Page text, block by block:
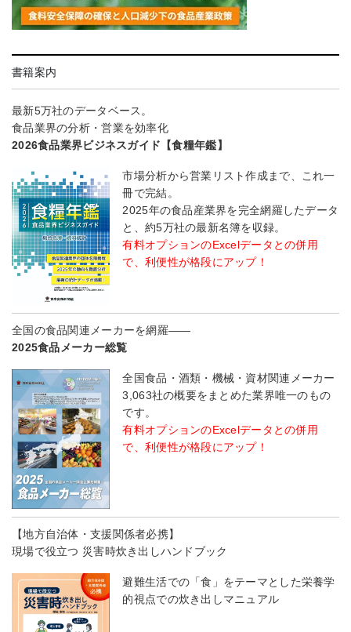
書籍案内
最新5万社のデータベース。
食品業界の分析・営業を効率化
2026食品業界ビジネスガイド【食糧年鑑】
市場分析から営業リスト作成まで、これ一
冊で完結。
2025年の食品産業界を完全網羅したデータ
と、約5万社の最新名簿を収録。
有料オプションのExcelデータとの併用
で、利便性が格段にアップ！
全国の食品関連メーカーを網羅――
2025食品メーカー総覧
全国食品・酒類・機械・資材関連メーカー
3,063社の概要をまとめた業界唯一のもの
です。
有料オプションのExcelデータとの併用
で、利便性が格段にアップ！
【地方自治体・支援関係者必携】
現場で役立つ 災害時炊き出しハンドブック
避難生活での「食」をテーマとした栄養学
的視点での炊き出しマニュアル